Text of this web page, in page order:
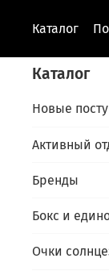
Каталог
Каталог
Новые
Активный
Бренды
Бокс и
Очки